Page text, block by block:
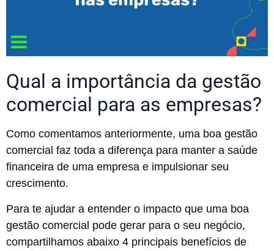
Qual a importância da gestão
comercial para as empresas?
Como comentamos anteriormente, uma boa gestão
comercial faz toda a diferença para manter a saúde
financeira de uma empresa e impulsionar seu
crescimento.
Para te ajudar a entender o impacto que uma boa
gestão comercial pode gerar para o seu negócio,
compartilhamos abaixo 4 principais benefícios de